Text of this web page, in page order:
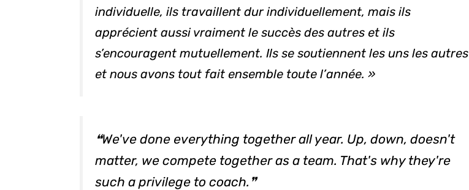
individuelle, ils travaillent dur individuellement, mais ils
apprécient aussi vraiment le succès des autres et ils
s’encouragent mutuellement. Ils se soutiennent les uns les autres
et nous avons tout fait ensemble toute l’année. »
❝We've done everything together all year. Up, down, doesn't
matter, we compete together as a team. That's why they're
such a privilege to coach.❞